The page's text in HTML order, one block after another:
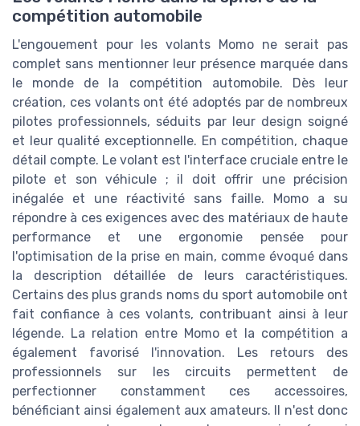
compétition automobile
L'engouement pour les volants Momo ne serait pas
complet sans mentionner leur présence marquée dans
le monde de la compétition automobile. Dès leur
création, ces volants ont été adoptés par de nombreux
pilotes professionnels, séduits par leur design soigné
et leur qualité exceptionnelle. En compétition, chaque
détail compte. Le volant est l'interface cruciale entre le
pilote et son véhicule ; il doit offrir une précision
inégalée et une réactivité sans faille. Momo a su
répondre à ces exigences avec des matériaux de haute
performance et une ergonomie pensée pour
l'optimisation de la prise en main, comme évoqué dans
la description détaillée de leurs caractéristiques.
Certains des plus grands noms du sport automobile ont
fait confiance à ces volants, contribuant ainsi à leur
légende. La relation entre Momo et la compétition a
également favorisé l'innovation. Les retours des
professionnels sur les circuits permettent de
perfectionner constamment ces accessoires,
bénéficiant ainsi également aux amateurs. Il n'est donc